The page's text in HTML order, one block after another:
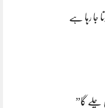
جا رہا ہے
چلے گا”